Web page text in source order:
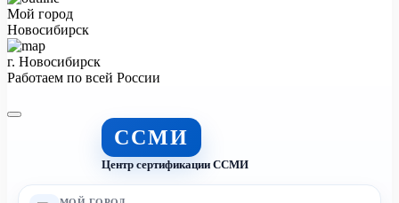
Мой город
Новосибирск
г. Новосибирск
Работаем по всей России
ССМИ
Центр сертификации ССМИ